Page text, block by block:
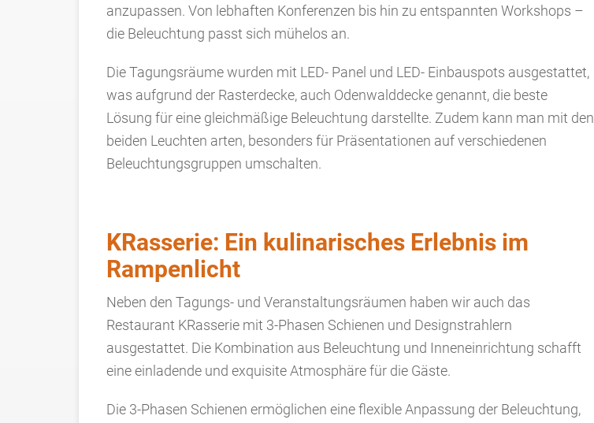
anzupassen. Von lebhaften Konferenzen bis hin zu entspannten Workshops –
die Beleuchtung passt sich mühelos an.
Die Tagungsräume wurden mit LED- Panel und LED- Einbauspots ausgestattet,
was aufgrund der Rasterdecke, auch Odenwalddecke genannt, die beste
Lösung für eine gleichmäßige Beleuchtung darstellte. Zudem kann man mit den
beiden Leuchten arten, besonders für Präsentationen auf verschiedenen
Beleuchtungsgruppen umschalten.
KRasserie: Ein kulinarisches Erlebnis im
Rampenlicht
Neben den Tagungs- und Veranstaltungsräumen haben wir auch das
Restaurant KRasserie mit 3-Phasen Schienen und Designstrahlern
ausgestattet. Die Kombination aus Beleuchtung und Inneneinrichtung schafft
eine einladende und exquisite Atmosphäre für die Gäste.
Die 3-Phasen Schienen ermöglichen eine flexible Anpassung der Beleuchtung,